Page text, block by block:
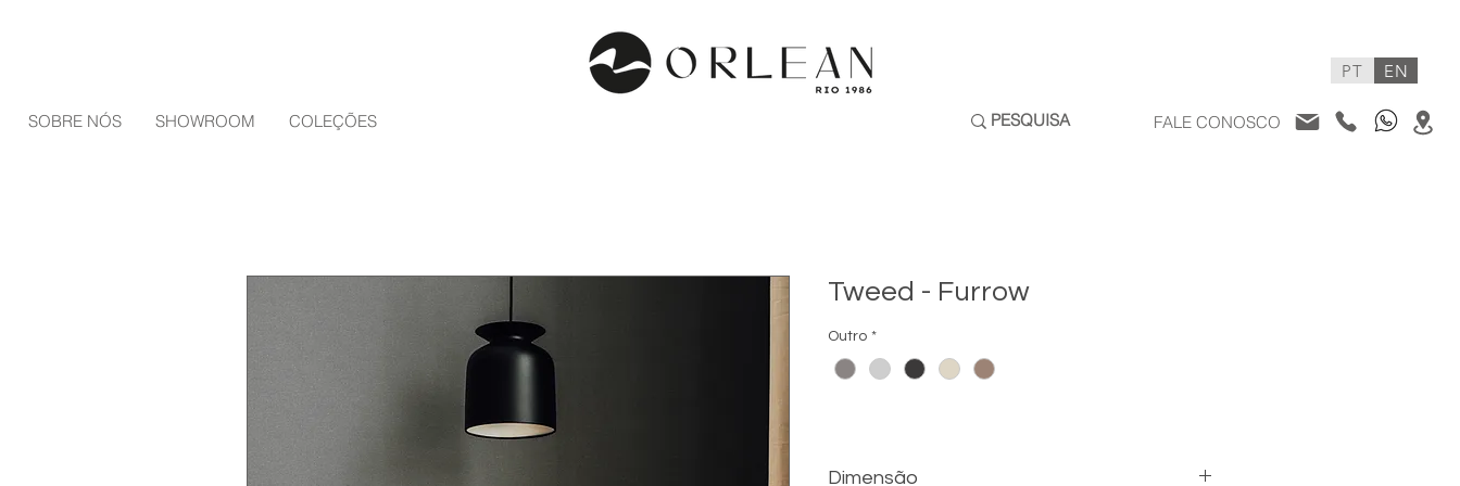
SOBRE NÓS SHOWROOM COLEÇÕES
PT EN
FALE CONOSCO
Tweed - Furrow
Outro *
Dimensão